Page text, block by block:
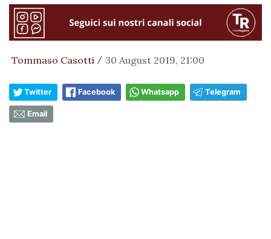
Tommaso Casotti / 30 August 2019, 21:00
Twitter Facebook Whatsapp Telegram
Email